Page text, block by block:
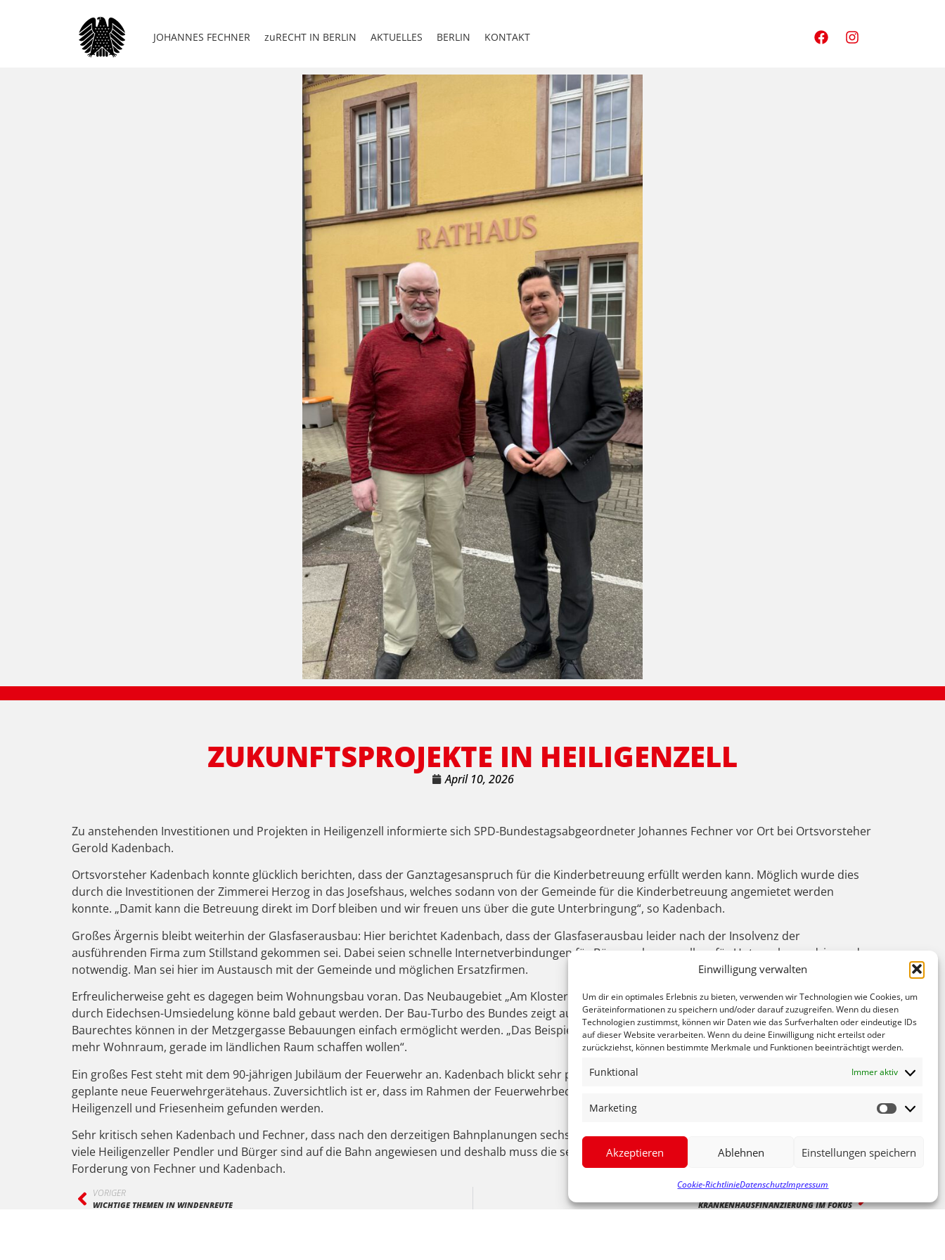
Einwilligung verwalten
Um dir ein optimales Erlebnis zu bieten, verwenden wir Technologien wie Cookies, um
Geräteinformationen zu speichern und/oder darauf zuzugreifen. Wenn du diesen
Technologien zustimmst, können wir Daten wie das Surfverhalten oder eindeutige IDs
auf dieser Website verarbeiten. Wenn du deine Einwilligung nicht erteilst oder
zurückziehst, können bestimmte Merkmale und Funktionen beeinträchtigt werden.
Funktional Immer aktiv
Marketing
Akzeptieren Ablehnen Einstellungen speichern
Cookie-RichtlinieDatenschutzImpressum
JOHANNES FECHNER zuRECHT IN BERLIN AKTUELLES BERLIN KONTAKT
ZUKUNFTSPROJEKTE IN HEILIGENZELL
April 10, 2026
Zu anstehenden Investitionen und Projekten in Heiligenzell informierte sich SPD-Bundestagsabgeordneter Johannes Fechner vor Ort bei Ortsvorsteher
Gerold Kadenbach.
Ortsvorsteher Kadenbach konnte glücklich berichten, dass der Ganztagesanspruch für die Kinderbetreuung erfüllt werden kann. Möglich wurde dies
durch die Investitionen der Zimmerei Herzog in das Josefshaus, welches sodann von der Gemeinde für die Kinderbetreuung angemietet werden
konnte. „Damit kann die Betreuung direkt im Dorf bleiben und wir freuen uns über die gute Unterbringung“, so Kadenbach.
Großes Ärgernis bleibt weiterhin der Glasfaserausbau: Hier berichtet Kadenbach, dass der Glasfaserausbau leider nach der Insolvenz der
ausführenden Firma zum Stillstand gekommen sei. Dabei seien schnelle Internetverbindungen für Bürger, aber vor allem für Unternehmen dringend
notwendig. Man sei hier im Austausch mit der Gemeinde und möglichen Ersatzfirmen.
Erfreulicherweise geht es dagegen beim Wohnungsbau voran. Das Neubaugebiet „Am Kloster“ mit 50 Plätzen nimmt Gestalt an. Trotz Verzögerung
durch Eidechsen-Umsiedelung könne bald gebaut werden. Der Bau-Turbo des Bundes zeigt auch in Heiligenzell Wirkung: Mit dieser Vereinfachung des
Baurechtes können in der Metzgergasse Bebauungen einfach ermöglicht werden. „Das Beispiel zeigt, dass wir Bürokratie abbauen müssen, wenn wir
mehr Wohnraum, gerade im ländlichen Raum schaffen wollen“.
Ein großes Fest steht mit dem 90-jährigen Jubiläum der Feuerwehr an. Kadenbach blickt sehr positiv auf die Entwicklung der Feuerwehr und das
geplante neue Feuerwehrgerätehaus. Zuversichtlich ist er, dass im Rahmen der Feuerwehrbedarfsplanung gute Lösungen für die Feuerwehr in
Heiligenzell und Friesenheim gefunden werden.
Sehr kritisch sehen Kadenbach und Fechner, dass nach den derzeitigen Bahnplanungen sechs Jahre lang kein Zug in Friesenheim halten soll. „Auch
viele Heiligenzeller Pendler und Bürger sind auf die Bahn angewiesen und deshalb muss die sechsjährige Sperrung vom Tisch“, so die einhellige
Forderung von Fechner und Kadenbach.
VORIGER
WICHTIGE THEMEN IN WINDENREUTE
NÄCHSTER
KRANKENHAUSFINANZIERUNG IM FOKUS